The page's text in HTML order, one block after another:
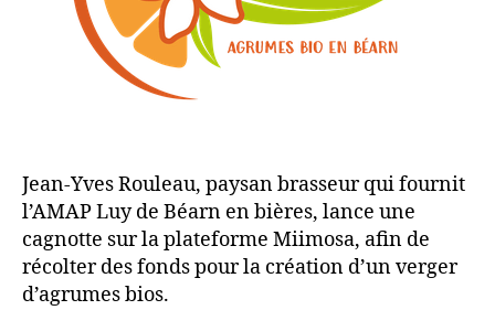
Jean-Yves Rouleau, paysan brasseur qui fournit
l’AMAP Luy de Béarn en bières, lance une
cagnotte sur la plateforme Miimosa, afin de
récolter des fonds pour la création d’un verger
d’agrumes bios.